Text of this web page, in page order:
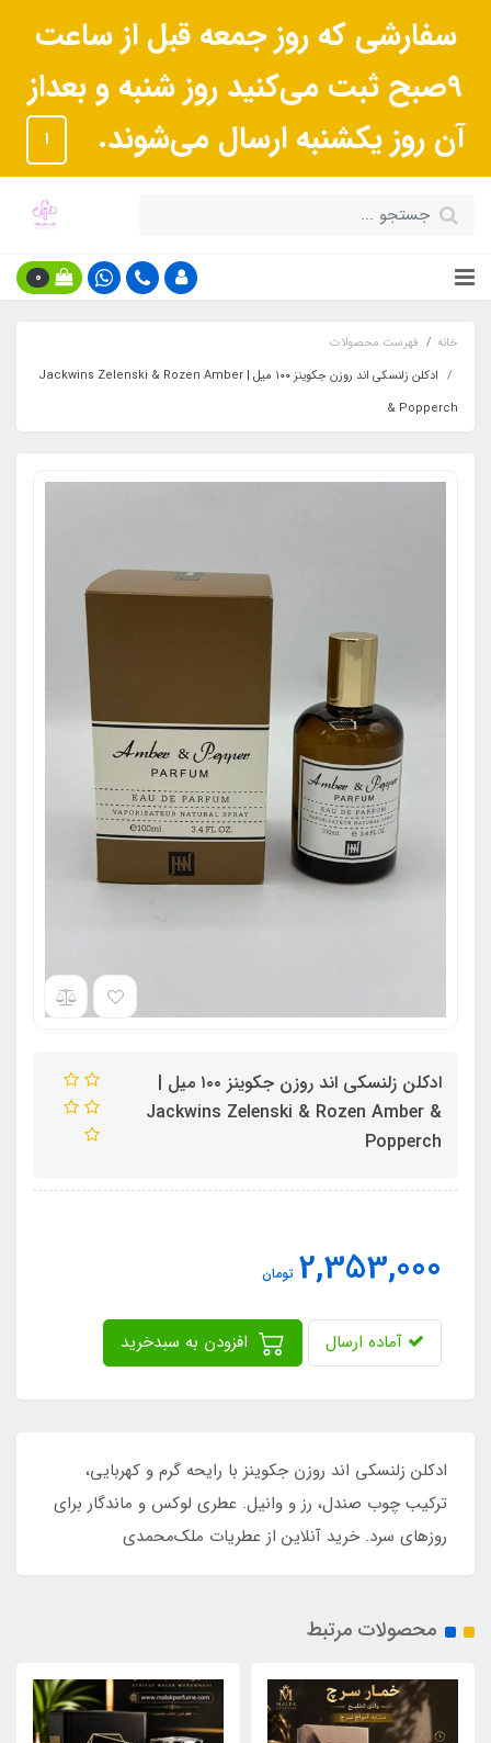
سفارشی که روز جمعه قبل از ساعت
9صبح ثبت می‌کنید روز شنبه و بعداز
آن روز یکشنبه ارسال می‌شوند.
ا
0
خانه
فهرست محصولات
ادکلن زلنسکی اند روزن جکوینز ۱۰۰ میل | Jackwins Zelenski & Rozen Amber
& Popperch
ادکلن زلنسکی اند روزن جکوینز ۱۰۰ میل |
Jackwins Zelenski & Rozen Amber &
Popperch
2,353,000 تومان
آماده ارسال
ادکلن زلنسکی اند روزن جکوینز با رایحه گرم و کهربایی،
ترکیب چوب صندل، رز و وانیل. عطری لوکس و ماندگار برای
روزهای سرد. خرید آنلاین از عطریات ملک‌محمدی
محصولات مرتبط